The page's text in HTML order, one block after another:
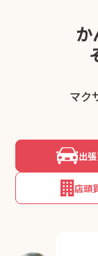
か
マク
出
店頭